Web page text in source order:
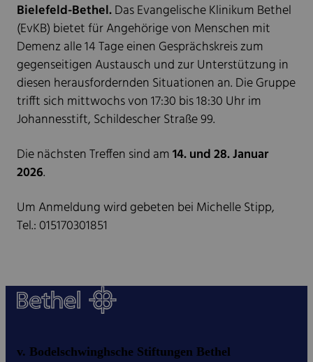
Bielefeld-Bethel.Das Evangelische Klinikum Bethel
(EvKB) bietet für Angehörige von Menschen mit
Demenz alle 14 Tage einen Gesprächskreis zum
gegenseitigen Austausch und zur Unterstützung in
diesen herausfordernden Situationen an. Die Gruppe
trifft sich mittwochs von 17:30 bis 18:30 Uhr im
Johannesstift, Schildescher Straße 99.
Die nächsten Treffen sind am14. und 28. Januar
2026.
Um Anmeldung wird gebeten bei Michelle Stipp,
Tel.: 015170301851
v. Bodelschwinghsche Stiftungen Bethel